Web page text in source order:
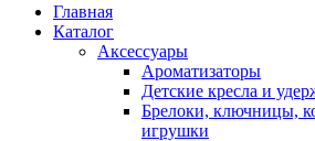
Главная
Каталог
Аксессуары
Ароматизаторы
Детские кресла и
Брелоки, ключницы,
игрушки